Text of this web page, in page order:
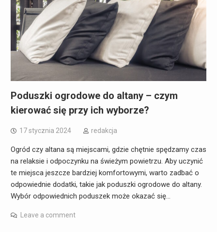
Poduszki ogrodowe do altany – czym
kierować się przy ich wyborze?
17 stycznia 2024 redakcja
Ogród czy altana są miejscami, gdzie chętnie spędzamy czas
na relaksie i odpoczynku na świeżym powietrzu. Aby uczynić
te miejsca jeszcze bardziej komfortowymi, warto zadbać o
odpowiednie dodatki, takie jak poduszki ogrodowe do altany.
Wybór odpowiednich poduszek może okazać się…
Leave a comment